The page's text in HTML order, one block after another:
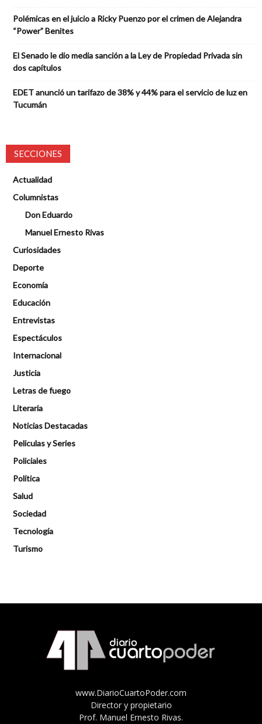
Polémicas en el juicio a Ricky Puenzo por el crimen de Alejandra
“Power” Benites
El Senado le dio media sanción a la Ley de Propiedad Privada sin
dos capítulos
EDET anunció un tarifazo de 38% y 44% para el servicio de luz en
Tucumán
SECCIONES
Actualidad
Columnistas
Don Eduardo
Manuel Ernesto Rivas
Curiosidades
Deporte
Economía
Educación
Entrevistas
Espectáculos
Internacional
Justicia
Letras de fuego
Literaria
Noticias Destacadas
Peliculas y Series
Policiales
Política
Salud
Sociedad
Tecnología
Turismo
www.DiarioCuartoPoder.com
Director y propietario
Prof. Manuel Ernesto Rivas.